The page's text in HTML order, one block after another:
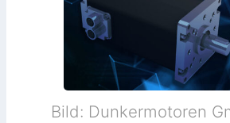
Bild: Dunkermotoren